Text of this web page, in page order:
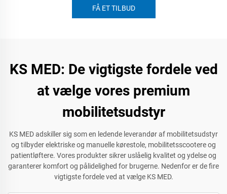
FÅ ET TILBUD
KS MED: De vigtigste fordele ved
at vælge vores premium
mobilitetsudstyr
KS MED adskiller sig som en ledende leverandør af mobilitetsudstyr
og tilbyder elektriske og manuelle kørestole, mobilitetsscootere og
patientløftere. Vores produkter sikrer uslåelig kvalitet og ydelse og
garanterer komfort og pålidelighed for brugerne. Nedenfor er de fire
vigtigste fordele ved at vælge KS MED.